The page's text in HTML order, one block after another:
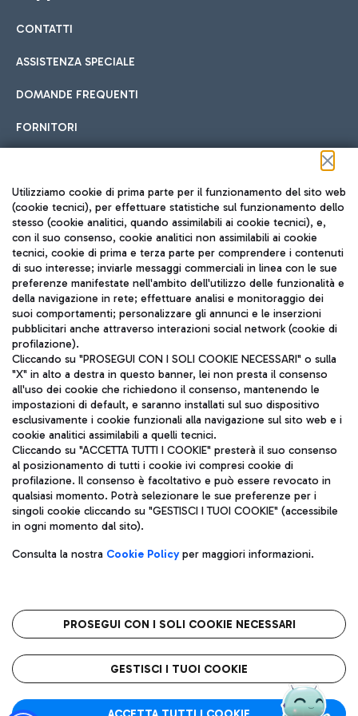
Cucina Internazionale
Fast Food
Pizza
Gelateria
Wine Bar & Sparkling
Hotel in aeroporto
Scegli l'alloggio più adatto e approfitta della vicinanza
all'aeroporto.
Car sharing
Con il Car Sharing è ancora più facile spostarsi
Treno
Raggiungi velocemente l'aeroporto di Fiumicino da Roma
tramite i servizi ferroviari Trenitalia.
Autobus
Scopri le linee di autobus per raggiungere l'aeroporto
Leonardo Da Vinci.
Raggiungi l’aeroporto senza pensieri con il servizio di taxi a
Ristoranti
Scopri la nostra offerta per una pausa gustosa in aeroporto
Mappa Aeroporto Fiumicino
CONTATTI
ASSISTENZA SPECIALE
DOMANDE FREQUENTI
FORNITORI
Seguici sui social
TRAVEL JOURNAL
ITA
Aeroporti di Roma S.p.A. - Società soggetta a direzione e
coordinamento di Mundys S.p.A.
Codice fiscale e Registro delle Imprese di Roma 13032990155 P.
IVA 06572251004
Capitale sociale 62.224.743,00 int. vers.
Sede legale: Via Pier Paolo Racchetti 1 - 00054 Fiumicino (RM)
telefono +39 06 65951
Privacy policy
Note legali
Roma FCO
L'aeroporto stellato
Utilizziamo cookie di prima parte per il funzionamento del sito web
(cookie tecnici), per effettuare statistiche sul funzionamento dello
stesso (cookie analitici, quando assimilabili ai cookie tecnici), e,
con il suo consenso, cookie analitici non assimilabili ai cookie
tecnici, cookie di prima e terza parte per comprendere i contenuti
di suo interesse; inviarle messaggi commerciali in linea con le sue
preferenze manifestate nell'ambito dell'utilizzo delle funzionalità e
della navigazione in rete; effettuare analisi e monitoraggio dei
suoi comportamenti; personalizzare gli annunci e le inserzioni
pubblicitari anche attraverso interazioni social network (cookie di
profilazione).
Cliccando su "PROSEGUI CON I SOLI COOKIE NECESSARI" o sulla
"X" in alto a destra in questo banner, lei non presta il consenso
all'uso dei cookie che richiedono il consenso, mantenendo le
impostazioni di default, e saranno installati sul suo dispositivo
esclusivamente i cookie funzionali alla navigazione sul sito web e i
cookie analitici assimilabili a quelli tecnici.
Cliccando su "ACCETTA TUTTI I COOKIE" presterà il suo consenso
al posizionamento di tutti i cookie ivi compresi cookie di
profilazione. Il consenso è facoltativo e può essere revocato in
qualsiasi momento. Potrà selezionare le sue preferenze per i
singoli cookie cliccando su "GESTISCI I TUOI COOKIE" (accessibile
in ogni momento dal sito).
Consulta la nostra Cookie Policyper maggiori informazioni.
PROSEGUI CON I SOLI COOKIE NECESSARI
GESTISCI I TUOI COOKIE